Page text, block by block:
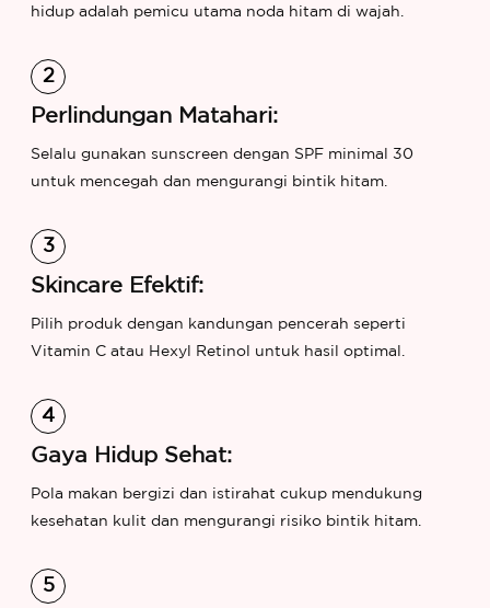
hidup adalah pemicu utama noda hitam di wajah.
Perlindungan Matahari:
Selalu gunakan sunscreen dengan SPF minimal 30
untuk mencegah dan mengurangi bintik hitam.
Skincare Efektif:
Pilih produk dengan kandungan pencerah seperti
Vitamin C atau Hexyl Retinol untuk hasil optimal.
Gaya Hidup Sehat:
Pola makan bergizi dan istirahat cukup mendukung
kesehatan kulit dan mengurangi risiko bintik hitam.